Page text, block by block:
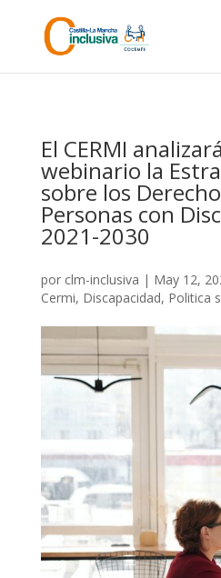
El CERMI
webinario la
sobre los
Personas con
2021-2030
por clm-inclusiva | May 12,
Cermi, Discapacidad, Politica